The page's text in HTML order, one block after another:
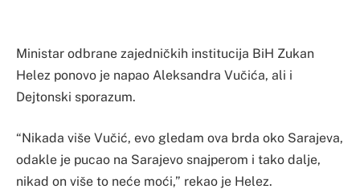
Ministar odbrane zajedničkih institucija BiH Zukan
Helez ponovo je napao Aleksandra Vučića, ali i
Dejtonski sporazum.
“Nikada više Vučić, evo gledam ova brda oko Sarajeva,
odakle je pucao na Sarajevo snajperom i tako dalje,
nikad on više to neće moći,” rekao je Helez.